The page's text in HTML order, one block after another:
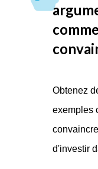
Obtenez
exemples
d'investir